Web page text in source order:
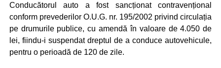
Conducătorul auto a fost sancționat contravențional
conform prevederilor O.U.G. nr. 195/2002 privind circulația
pe drumurile publice, cu amendă în valoare de 4.050 de
lei, fiindu-i suspendat dreptul de a conduce autovehicule,
pentru o perioadă de 120 de zile.